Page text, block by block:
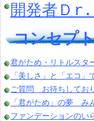
開発者
コンセプ
君がため・リトルスタ
「美しさ」と「エコ」
ご質問 お待ちしてお
「君がため」の夢 み
ファンデーションのい